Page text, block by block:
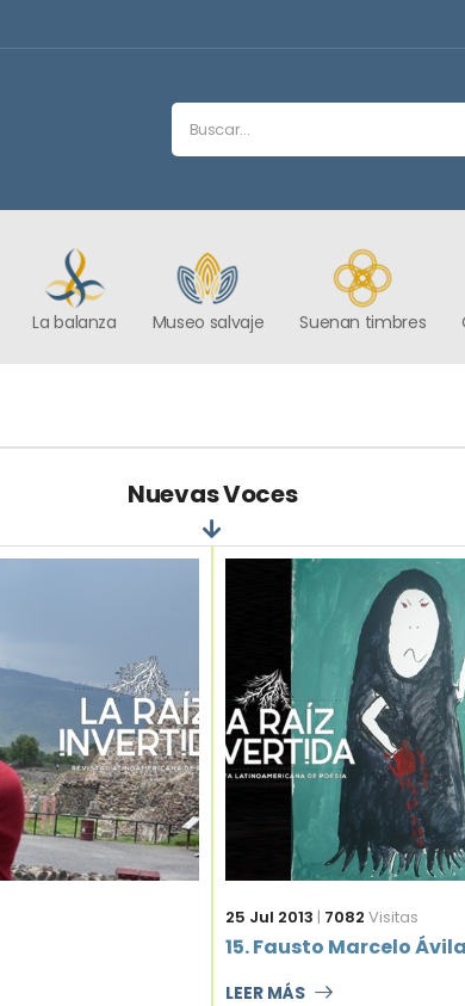
La balanza Museo salvaje Suenan timbres
Nuevas Voces
25 Jul 2013 | 7082 Visitas
15. Fausto Marcelo
LEER MÁS